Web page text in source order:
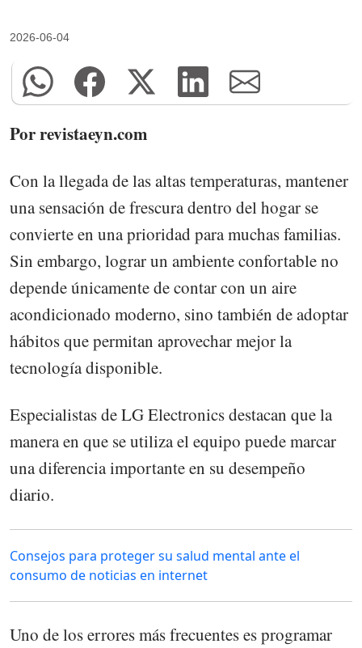
2026-06-04
Por revistaeyn.com
Con la llegada de las altas temperaturas, mantener
una sensación de frescura dentro del hogar se
convierte en una prioridad para muchas familias.
Sin embargo, lograr un ambiente confortable no
depende únicamente de contar con un aire
acondicionado moderno, sino también de adoptar
hábitos que permitan aprovechar mejor la
tecnología disponible.
Especialistas de LG Electronics destacan que la
manera en que se utiliza el equipo puede marcar
una diferencia importante en su desempeño
diario.
Consejos para proteger su salud mental ante el
consumo de noticias en internet
Uno de los errores más frecuentes es programar